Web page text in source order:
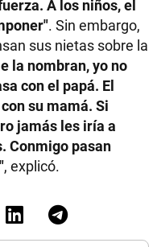
A los niños, el
. Sin embargo,
sus nietas sobre la
la nombran, yo no
con el papá. El
su mamá. Si
jamás les iría a
Conmigo pasan
, explicó.